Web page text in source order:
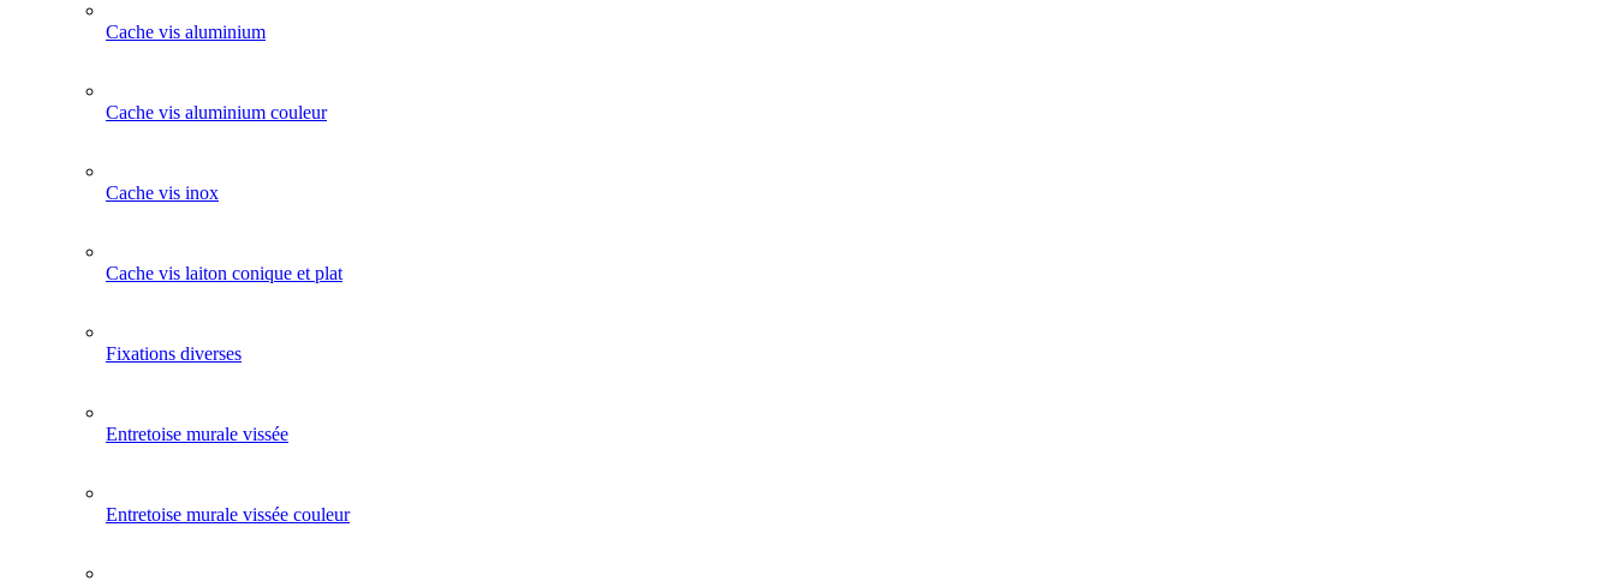
Cache vis aluminium
Cache vis aluminium couleur
Cache vis inox
Cache vis laiton conique et plat
Fixations diverses
Entretoise murale vissée
Entretoise murale vissée couleur